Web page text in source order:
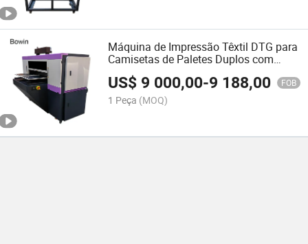
Máquina de Impressão Têxtil DTG para
Camisetas de Paletes Duplos com
4PCS I3200 A1 Cabeçotes de
Impressão
US$ 9 000,00-9 188,00 FOB
1 Peça (MOQ)